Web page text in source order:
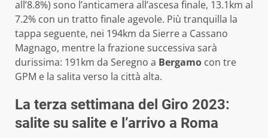
all’8.8%) sono l’anticamera all’ascesa finale, 13.1km al
7.2% con un tratto finale agevole. Più tranquilla la
tappa seguente, nei 194km da Sierre a Cassano
Magnago, mentre la frazione successiva sarà
durissima: 191km da Seregno a Bergamo con tre
GPM e la salita verso la città alta.
La terza settimana del Giro 2023:
salite su salite e l’arrivo a Roma